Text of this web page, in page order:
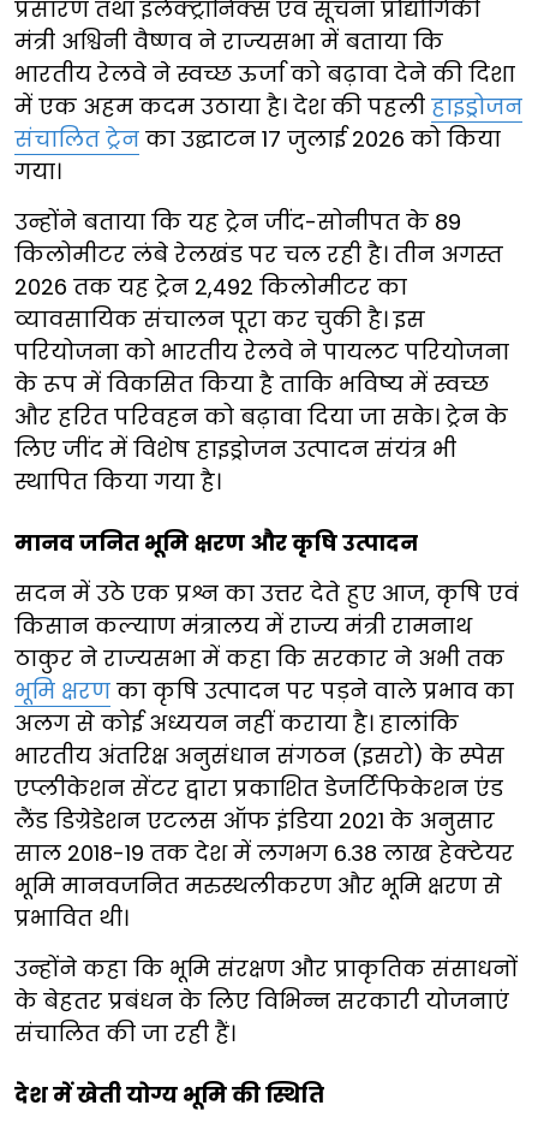
प्रसारण तथा इलेक्ट्रॉनिक्स एवं सूचना प्रौद्योगिकी
मंत्री अश्विनी वैष्णव ने राज्यसभा में बताया कि
भारतीय रेलवे ने स्वच्छ ऊर्जा को बढ़ावा देने की दिशा
में एक अहम कदम उठाया है। देश की पहली हाइड्रोजन
संचालित ट्रेन का उद्घाटन 17 जुलाई 2026 को किया
गया।
उन्होंने बताया कि यह ट्रेन जींद-सोनीपत के 89
किलोमीटर लंबे रेलखंड पर चल रही है। तीन अगस्त
2026 तक यह ट्रेन 2,492 किलोमीटर का
व्यावसायिक संचालन पूरा कर चुकी है। इस
परियोजना को भारतीय रेलवे ने पायलट परियोजना
के रूप में विकसित किया है ताकि भविष्य में स्वच्छ
और हरित परिवहन को बढ़ावा दिया जा सके। ट्रेन के
लिए जींद में विशेष हाइड्रोजन उत्पादन संयंत्र भी
स्थापित किया गया है।
मानव जनित भूमि क्षरण और कृषि उत्पादन
सदन में उठे एक प्रश्न का उत्तर देते हुए आज, कृषि एवं
किसान कल्याण मंत्रालय में राज्य मंत्री रामनाथ
ठाकुर ने राज्यसभा में कहा कि सरकार ने अभी तक
भूमि क्षरण का कृषि उत्पादन पर पड़ने वाले प्रभाव का
अलग से कोई अध्ययन नहीं कराया है। हालांकि
भारतीय अंतरिक्ष अनुसंधान संगठन (इसरो) के स्पेस
एप्लीकेशन सेंटर द्वारा प्रकाशित डेजर्टिफिकेशन एंड
लैंड डिग्रेडेशन एटलस ऑफ इंडिया 2021 के अनुसार
साल 2018-19 तक देश में लगभग 6.38 लाख हेक्टेयर
भूमि मानवजनित मरुस्थलीकरण और भूमि क्षरण से
प्रभावित थी।
उन्होंने कहा कि भूमि संरक्षण और प्राकृतिक संसाधनों
के बेहतर प्रबंधन के लिए विभिन्न सरकारी योजनाएं
संचालित की जा रही हैं।
देश में खेती योग्य भूमि की स्थिति